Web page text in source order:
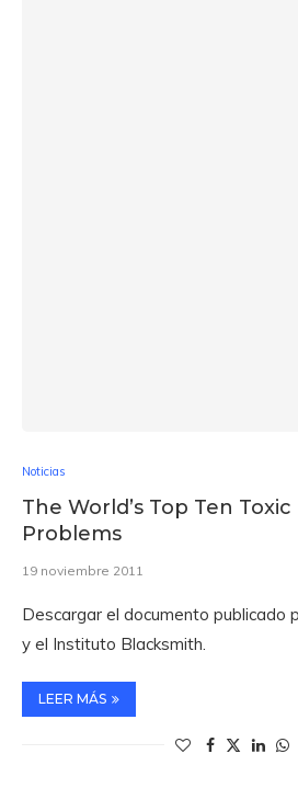
Noticias
The World’s Top Ten
Problems
19 noviembre 2011
Descargar el documento publicado
y el Instituto Blacksmith.
LEER MÁS